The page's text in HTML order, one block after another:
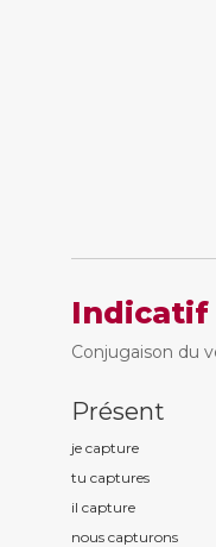
Indicatif
Conjugaison du
Présent
je capture
tu captures
il capture
nous capturons